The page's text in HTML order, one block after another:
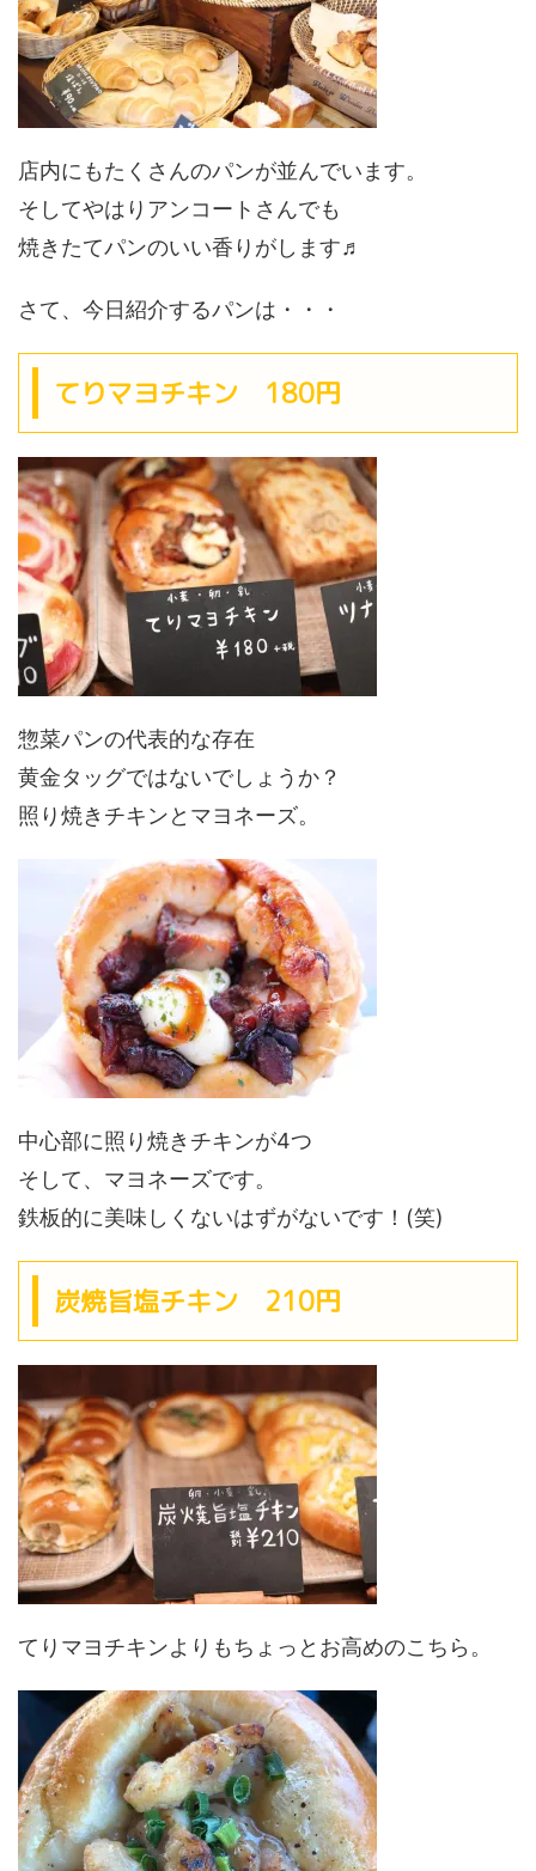
店内にもたくさんのパンが並んでいます。
そしてやはりアンコートさんでも
焼きたてパンのいい香りがします♬
さて、今日紹介するパンは・・・
てりマヨチキン 180円
惣菜パンの代表的な存在
黄金タッグではないでしょうか？
照り焼きチキンとマヨネーズ。
中心部に照り焼きチキンが4つ
そして、マヨネーズです。
鉄板的に美味しくないはずがないです！(笑)
炭焼旨塩チキン 210円
てりマヨチキンよりもちょっとお高めのこちら。